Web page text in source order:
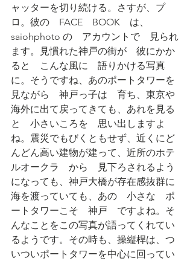
ャッターを切り続ける。さすが、プ
ロ。彼の　FACE　BOOK　は、
saiohphoto の　アカウントで　見られ
ます。見慣れた神戸の街が　彼にかか
ると　こんな風に　語りかける写真
に。そうですね、あのポートタワーを
見ながら　神戸っ子は　育ち、東京や
海外に出て戻ってきても、あれを見る
と　小さいころを　思い出しますよ
ね。震災でもびくともせず、近くにど
んどん高い建物が建って、近所のホテ
ルオークラ　から　見下ろされるよう
になっても、神戸大橋が存在感抜群に
海を渡っていても、あの　小さな　ポ
ートタワーこそ　神戸　ですよね。そ
んなことをこの写真が語ってくれてい
るようです。その時も、操縦桿は、つ
いついポートタワーを中心に回ってい